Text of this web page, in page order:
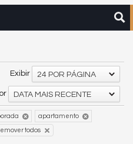
Exibir 24 POR PÁGINA
DATA MAIS RECENTE
apartamento
todos